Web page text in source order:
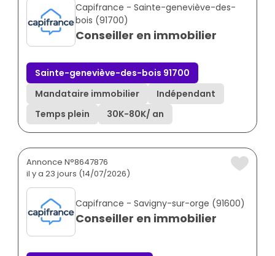
Capifrance - Sainte-geneviève-des-
bois (91700)
Conseiller en immobilier
Sainte-geneviève-des-bois 91700
Mandataire immobilier
Indépendant
Temps plein
30K-80K/ an
Annonce N°8647876
il y a 23 jours (14/07/2026)
Capifrance - Savigny-sur-orge (91600)
Conseiller en immobilier